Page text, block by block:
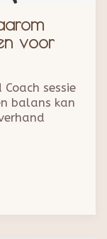
voor
sessie
balans kan